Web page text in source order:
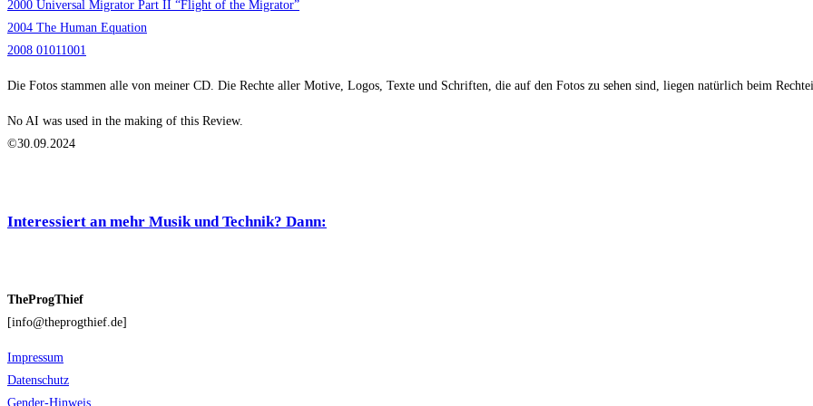
2000 Universal Migrator Part II “Flight of the Migrator”
2004 The Human Equation
2008 01011001
Die Fotos stammen alle von meiner CD. Die Rechte aller Motive, Logos, Texte und Schriften, die auf den Fotos zu sehen sind, liegen natürlich beim
No AI was used in the making of this Review.
©30.09.2024
Interessiert an mehr Musik und Technik? Dann:
TheProgThief
[info@theprogthief.de]
Impressum
Datenschutz
Gender-Hinweis